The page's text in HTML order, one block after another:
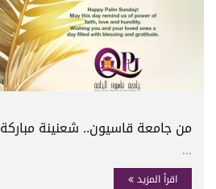
من جامعة قاسيون.. شعنينة مباركة
...
اقرأ المزيد